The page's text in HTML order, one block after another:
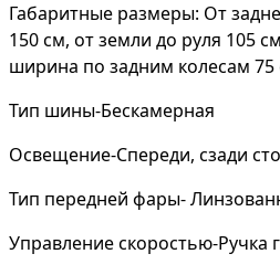
Габаритные размеры: От
150 см, от земли до руля 105
ширина по задним колесам 75
Тип шины-Бескамерная
Освещение-Спереди, сзади
Тип передней фары-
Управление скоростью-Ручка